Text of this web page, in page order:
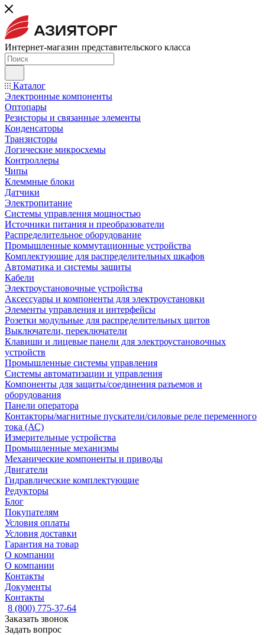
Интернет-магазин представительского класса
Каталог
Электронные компоненты
Оптопары
Резисторы и связанные элементы
Конденсаторы
Транзисторы
Логические микросхемы
Контроллеры
Чипы
Клеммные блоки
Датчики
Электропитание
Системы управления мощностью
Источники питания и преобразователи
Распределительное оборудование
Промышленные коммутационные устройства
Комплектующие для распределительных шкафов
Автоматика и системы защиты
Кабели
Электроустановочные устройства
Аксессуары и компоненты для электроустановки
Элементы управления и интерфейсы
Розетки модульные для распределительных щитов
Выключатели, переключатели
Клавиши и лицевые панели для электроустановочных
устройств
Промышленные системы управления
Системы автоматизации и управления
Компоненты для защиты/соединения разъемов и
оборудования
Панели оператора
Контакторы/магнитные пускатели/силовые реле переменного
тока (АС)
Измерительные устройства
Промышленные механизмы
Механические компоненты и приводы
Двигатели
Гидравлические комплектующие
Редукторы
Блог
Покупателям
Условия оплаты
Условия доставки
Гарантия на товар
О компании
О компании
Контакты
Документы
Контакты
8 (800) 775-37-64
Заказать звонок
Задать вопрос